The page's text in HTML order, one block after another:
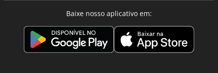
Baixe nosso aplicativo em: